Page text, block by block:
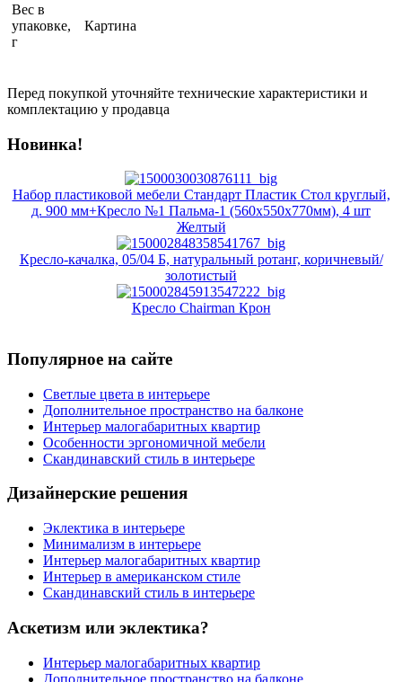
Вес в
упаковке,
г
Картина
Перед покупкой уточняйте технические характеристики и
комплектацию у продавца
Новинка!
Набор пластиковой мебели Стандарт Пластик Стол круглый,
д. 900 мм+Кресло №1 Пальма-1 (560х550х770мм), 4 шт
Желтый
Кресло-качалка, 05/04 Б, натуральный ротанг, коричневый/
золотистый
Кресло Chairman Крон
Популярное на сайте
Светлые цвета в интерьере
Дополнительное пространство на балконе
Интерьер малогабаритных квартир
Особенности эргономичной мебели
Скандинавский стиль в интерьере
Дизайнерские решения
Эклектика в интерьере
Минимализм в интерьере
Интерьер малогабаритных квартир
Интерьер в американском стиле
Скандинавский стиль в интерьере
Аскетизм или эклектика?
Интерьер малогабаритных квартир
Дополнительное пространство на балконе